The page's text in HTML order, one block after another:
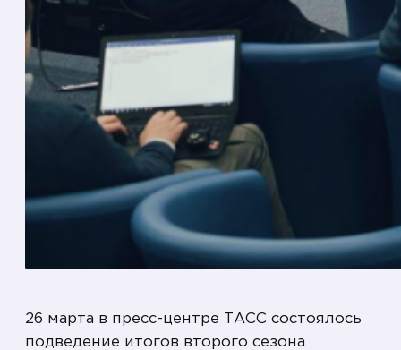
26 марта в пресс-центре ТАСС состоялось
подведение итогов второго сезона